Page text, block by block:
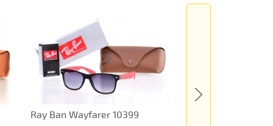
Ray Ban Wayfarer 10399